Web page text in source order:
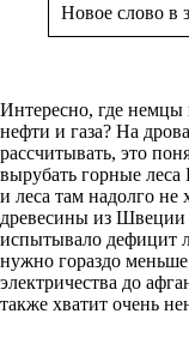
Новое слово в
Интересно, где немцы
нефти и газа? На
рассчитывать, это
вырубать горные леса
и леса там надолго не
древесины из
испытывало дефицит
нужно гораздо
электричества до
также хватит очень